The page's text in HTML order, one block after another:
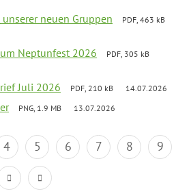
neuen Gruppen
PDF, 463 kB
Neptunfest 2026
PDF, 305 kB
Juli 2026 PDF, 210 kB 14.07.2026
PNG, 1.9 MB 13.07.2026
4 5 6 7 8
9